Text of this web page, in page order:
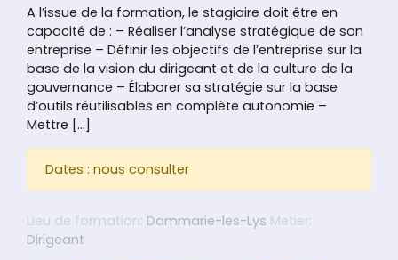
A l’issue de la formation, le stagiaire doit être en
capacité de : – Réaliser l’analyse stratégique de son
entreprise – Définir les objectifs de l’entreprise sur la
base de la vision du dirigeant et de la culture de la
gouvernance – Élaborer sa stratégie sur la base
d’outils réutilisables en complète autonomie –
Mettre […]
Dates : nous consulter
Lieu de formation: Dammarie-les-Lys Metier:
Dirigeant